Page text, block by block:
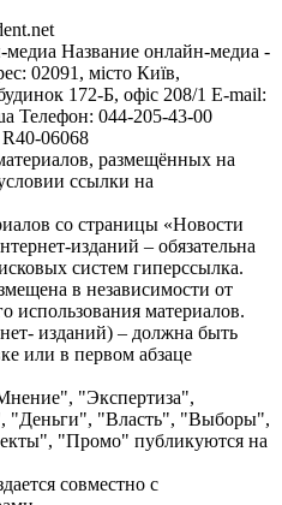
медиа Название онлайн-медиа -
02091, місто Київ,
172-Б, офіс 208/1 E-mail:
Телефон: 044-205-43-00
06068
размещённых на
ссылки на
со страницы «Новости
изданий – обязательна
систем гиперссылка.
в независимости от
использования материалов.
изданий) – должна быть
или в первом абзаце
"Экспертиза",
"Деньги", "Власть", "Выборы",
"Промо" публикуются на
совместно с